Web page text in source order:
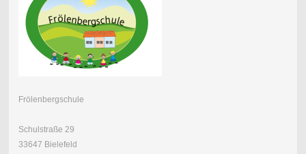
Frölenbergschule
Schulstraße 29
33647 Bielefeld